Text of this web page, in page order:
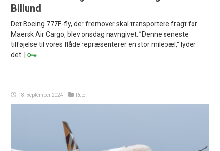
Billund
Det Boeing 777F-fly, der fremover skal transportere fragt for
Maersk Air Cargo, blev onsdag navngivet. ”Denne seneste
tilføjelse til vores flåde repræsenterer en stor milepæl,” lyder
det. |
18. september 2024 Ruter